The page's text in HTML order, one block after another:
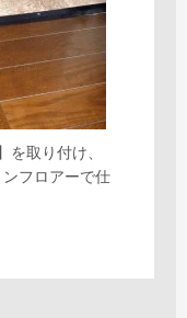
取り付け、
フロアーで仕